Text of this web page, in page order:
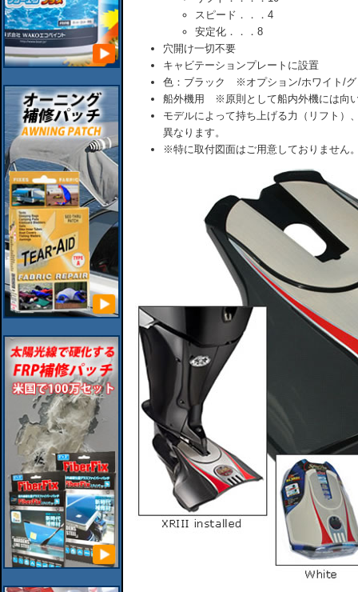
スピード．．．4
安定化．．．8
穴開け一切不要
キャビテーションプレートに設置
色：ブラック ※オプション/ホワイト/グ
船外機用 ※原則として船内外機には向
モデルによって持ち上げる力（リフト）
異なります。
※特に取付図面はご用意しておりません